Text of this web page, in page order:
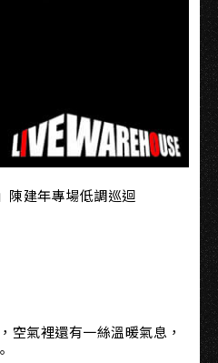
陳建年專場低調巡迴
氣裡還有一絲溫暖氣息，